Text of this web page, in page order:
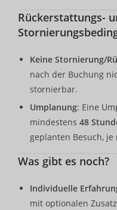
Rückerstattungs-
Keine Stornierung/
nach der Buchung
stornierbar.
Umplanung: Eine
mindestens 48
geplanten Besuch,
Was gibt es noch?
Individuelle
mit optionalen